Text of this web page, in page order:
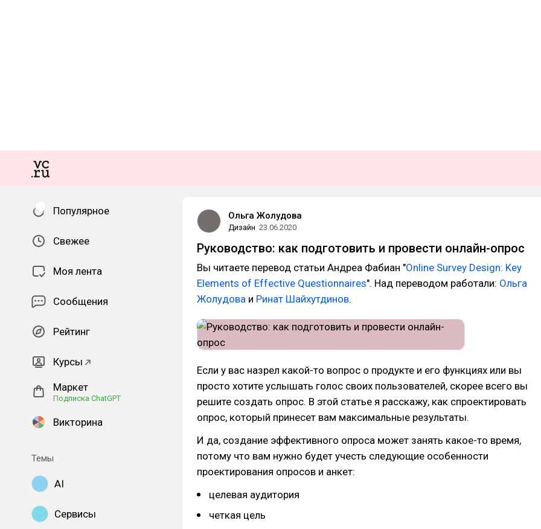
Популярное
Свежее
Моя лента
Сообщения
Рейтинг
Курсы
Маркет
Подписка ChatGPT
Викторина
Темы
AI
Сервисы
Ольга Жолудова
Дизайн 23.06.2020
Руководство: как подготовить и провести онлайн-опрос
Вы читаете перевод статьи Андреа Фабиан "Online Survey Design: Key
Elements of Effective Questionnaires". Над переводом работали: Ольга
Жолудова и Ринат Шайхутдинов.
Если у вас назрел какой-то вопрос о продукте и его функциях или вы
просто хотите услышать голос своих пользователей, скорее всего вы
решите создать опрос. В этой статье я расскажу, как спроектировать
опрос, который принесет вам максимальные результаты.
И да, создание эффективного опроса может занять какое-то время,
потому что вам нужно будет учесть следующие особенности
проектирования опросов и анкет:
целевая аудитория
четкая цель